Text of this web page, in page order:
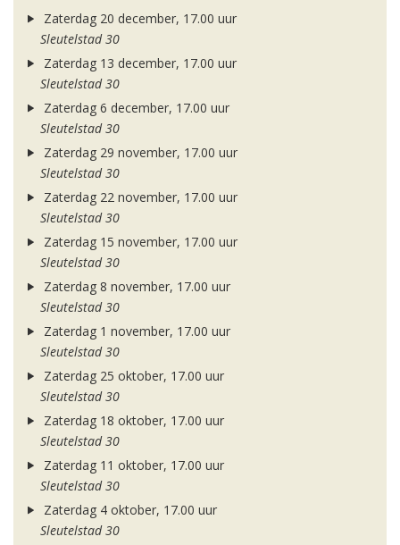
Zaterdag 20 december, 17.00 uur
Sleutelstad 30
Zaterdag 13 december, 17.00 uur
Sleutelstad 30
Zaterdag 6 december, 17.00 uur
Sleutelstad 30
Zaterdag 29 november, 17.00 uur
Sleutelstad 30
Zaterdag 22 november, 17.00 uur
Sleutelstad 30
Zaterdag 15 november, 17.00 uur
Sleutelstad 30
Zaterdag 8 november, 17.00 uur
Sleutelstad 30
Zaterdag 1 november, 17.00 uur
Sleutelstad 30
Zaterdag 25 oktober, 17.00 uur
Sleutelstad 30
Zaterdag 18 oktober, 17.00 uur
Sleutelstad 30
Zaterdag 11 oktober, 17.00 uur
Sleutelstad 30
Zaterdag 4 oktober, 17.00 uur
Sleutelstad 30